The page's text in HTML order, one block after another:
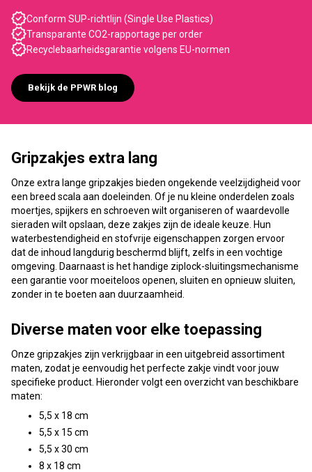
Conform SUP-richtlijn (Single Use Plastics)
Transparante CO2-rapportage per order
Recyclebaarheidsgarantie volgens EU-normen
Bekijk de PPWR blog
Gripzakjes extra lang
Onze extra lange gripzakjes bieden ongekende veelzijdigheid voor
een breed scala aan doeleinden. Of je nu kleine onderdelen zoals
moertjes, spijkers en schroeven wilt organiseren of waardevolle
sieraden wilt opslaan, deze zakjes zijn de ideale keuze. Hun
waterbestendigheid en stofvrije eigenschappen zorgen ervoor
dat de inhoud langdurig beschermd blijft, zelfs in een vochtige
omgeving. Daarnaast is het handige ziplock-sluitingsmechanisme
een garantie voor moeiteloos openen, sluiten en opnieuw sluiten,
zonder in te boeten aan duurzaamheid.
Diverse maten voor elke toepassing
Onze gripzakjes zijn verkrijgbaar in een uitgebreid assortiment
maten, zodat je eenvoudig het perfecte zakje vindt voor jouw
specifieke product. Hieronder volgt een overzicht van beschikbare
maten:
5,5 x 18 cm
5,5 x 15 cm
5,5 x 30 cm
8 x 18 cm